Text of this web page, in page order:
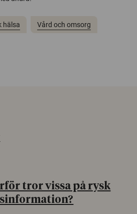
hälsa Vård och omsorg
tror vissa på rysk